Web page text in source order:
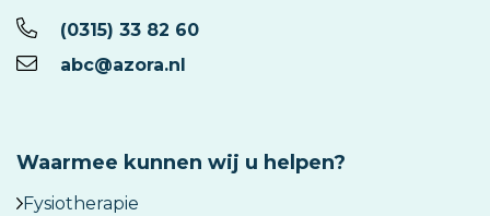
(0315) 33 82 60
abc@azora.nl
Waarmee kunnen wij u helpen?
Fysiotherapie